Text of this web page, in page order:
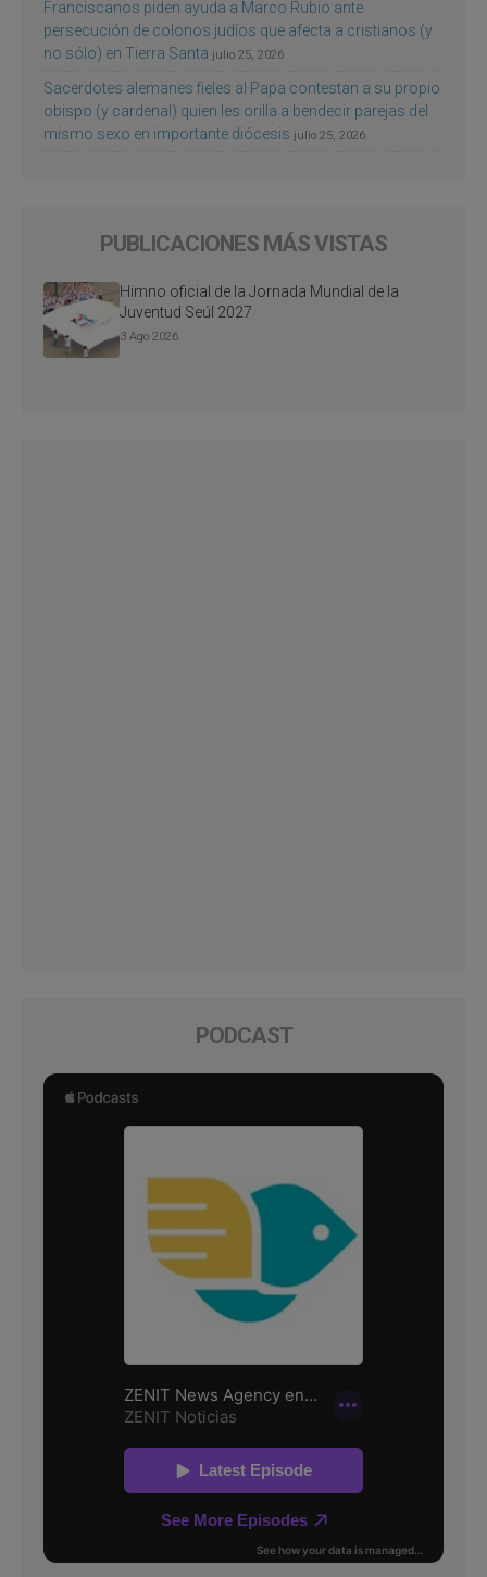
Franciscanos piden ayuda a Marco Rubio ante
persecución de colonos judíos que afecta a cristianos (y
no sólo) en Tierra Santa julio 25, 2026
Sacerdotes alemanes fieles al Papa contestan a su propio
obispo (y cardenal) quien les orilla a bendecir parejas del
mismo sexo en importante diócesis julio 25, 2026
PUBLICACIONES MÁS VISTAS
Himno oficial de la Jornada Mundial de la
Juventud Seúl 2027
3 Ago 2026
PODCAST